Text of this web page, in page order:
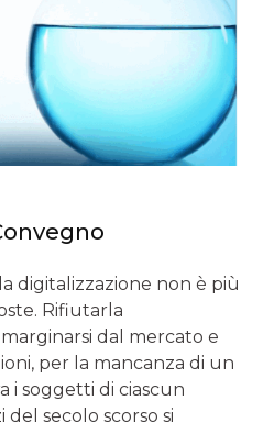
digitalizzazione non è più
Rifiutarla
dal mercato e
per la mancanza di un
i soggetti di ciascun
del secolo scorso si